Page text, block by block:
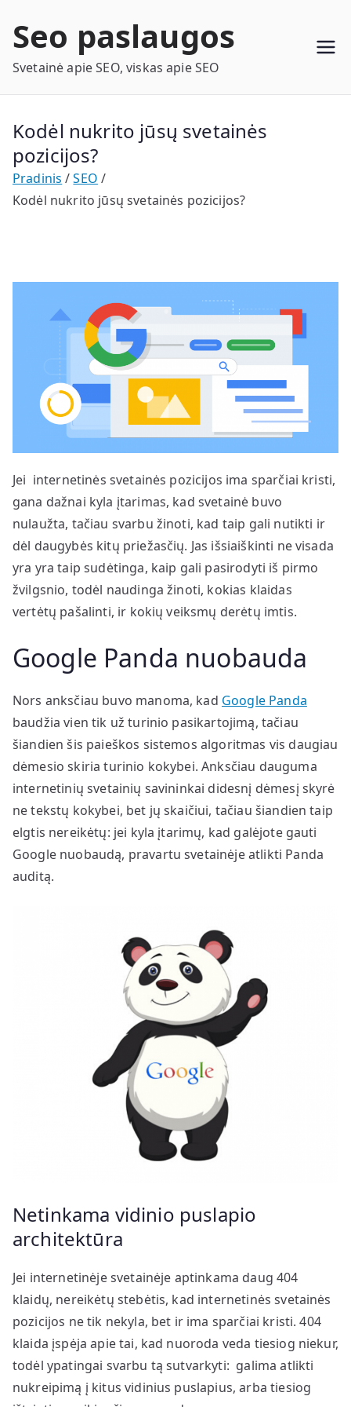
prieSeo paslaugos
Svetainė apie SEO, viskas apie SEO
Kodėl nukrito jūsų svetainės
pozicijos?
Pradinis
SEO
Kodėl nukrito jūsų svetainės pozicijos?
Jei internetinės svetainės pozicijos ima sparčiai kristi,
gana dažnai kyla įtarimas, kad svetainė buvo
nulaužta, tačiau svarbu žinoti, kad taip gali nutikti ir
dėl daugybės kitų priežasčių. Jas išsiaiškinti ne visada
yra yra taip sudėtinga, kaip gali pasirodyti iš pirmo
žvilgsnio, todėl naudinga žinoti, kokias klaidas
vertėtų pašalinti, ir kokių veiksmų derėtų imtis.
Google Panda nuobauda
Nors anksčiau buvo manoma, kad Google Panda
baudžia vien tik už turinio pasikartojimą, tačiau
šiandien šis paieškos sistemos algoritmas vis daugiau
dėmesio skiria turinio kokybei. Anksčiau dauguma
internetinių svetainių savininkai didesnį dėmesį skyrė
ne tekstų kokybei, bet jų skaičiui, tačiau šiandien taip
elgtis nereikėtų: jei kyla įtarimų, kad galėjote gauti
Google nuobaudą, pravartu svetainėje atlikti Panda
auditą.
Netinkama vidinio puslapio
architektūra
Jei internetinėje svetainėje aptinkama daug 404
klaidų, nereikėtų stebėtis, kad internetinės svetainės
pozicijos ne tik nekyla, bet ir ima sparčiai kristi. 404
klaida įspėja apie tai, kad nuoroda veda tiesiog niekur,
todėl ypatingai svarbu tą sutvarkyti: galima atlikti
nukreipimą į kitus vidinius puslapius, arba tiesiog